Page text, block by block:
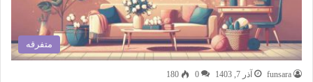
متفرقه
funsara آذر 7, 1403 0
180